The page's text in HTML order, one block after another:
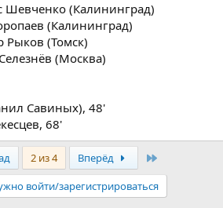
Шевченко (Калининград)
(Калининград)
Рыков (Томск)
(Москва)
Савиных), 48'
68'
2 из 4 Вперёд
войти/зарегистрироваться